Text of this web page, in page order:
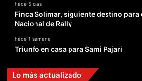
hace 5 días
Finca Solimar, siguiente destino para
Nacional de Rally
hace 1 semana
Triunfo en casa para Sami Pajari
Lo más actualizado